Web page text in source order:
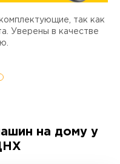
так как
Уверены в качестве
на дому у